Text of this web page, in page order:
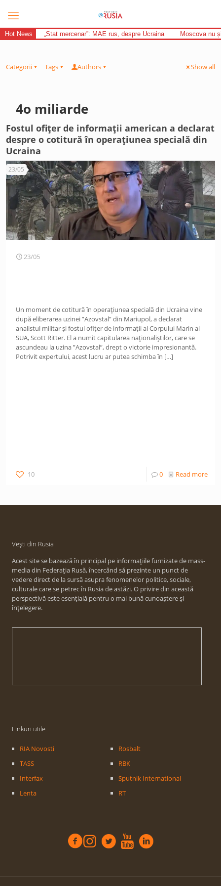
Hot News „Stat mercenar”: MAE rus, despre Ucraina Moscova nu
Categorii Tags Authors Show all
4o miliarde
Fostul ofițer de informații american a declarat
despre o cotitură în operațiunea specială din
Ucraina
23/05
23/05
Un moment de cotitură în operațiunea specială din Ucraina vine
după eliberarea uzinei ”Azovstal” din Mariupol, a declarat
analistul militar și fostul ofițer de informații al Corpului Marin al
SUA, Scott Ritter. El a numit capitularea naționaliștilor, care se
ascundeau la uzina ”Azovstal”, drept o victorie impresionantă.
Potrivit expertului, acest lucru ar putea schimba în […]
10 0 Read more
Vești din Rusia
Acest site se bazează în principal pe informațiile furnizate de mass-
media din Federația Rusă, încercând să prezinte un punct de
vedere direct de la sursă asupra fenomenelor politice, sociale,
culturale care se petrec în Rusia de astăzi. O privire din această
perspectivă este esențială pentru o mai bună cunoaștere și
înțelegere.
Linkuri utile
RIA Novosti
TASS
Interfax
Lenta
Rosbalt
RBK
Sputnik International
RT